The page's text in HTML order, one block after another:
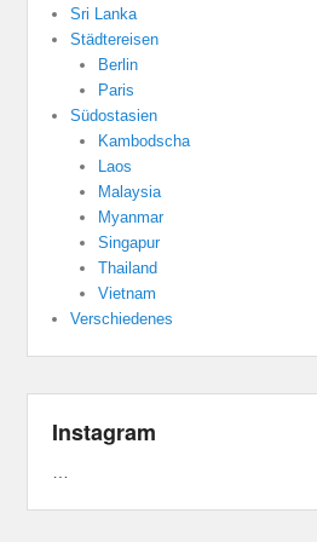
Sri Lanka
Städtereisen
Berlin
Paris
Südostasien
Kambodscha
Laos
Malaysia
Myanmar
Singapur
Thailand
Vietnam
Verschiedenes
Instagram
…